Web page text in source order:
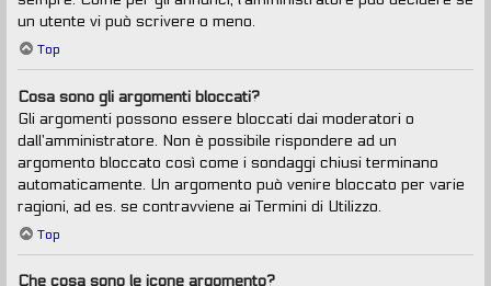
un utente vi può scrivere o meno.
Top
Cosa sono gli argomenti bloccati?
Gli argomenti possono essere bloccati dai moderatori o
dall’amministratore. Non è possibile rispondere ad un
argomento bloccato così come i sondaggi chiusi terminano
automaticamente. Un argomento può venire bloccato per varie
ragioni, ad es. se contravviene ai Termini di Utilizzo.
Top
Che cosa sono le icone argomento?